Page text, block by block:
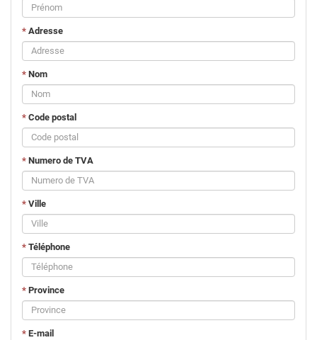
* Adresse
* Nom
* Code postal
* Numero de TVA
* Ville
* Téléphone
* Province
* E-mail